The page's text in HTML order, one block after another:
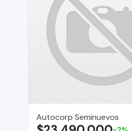
Autocorp Seminuevos